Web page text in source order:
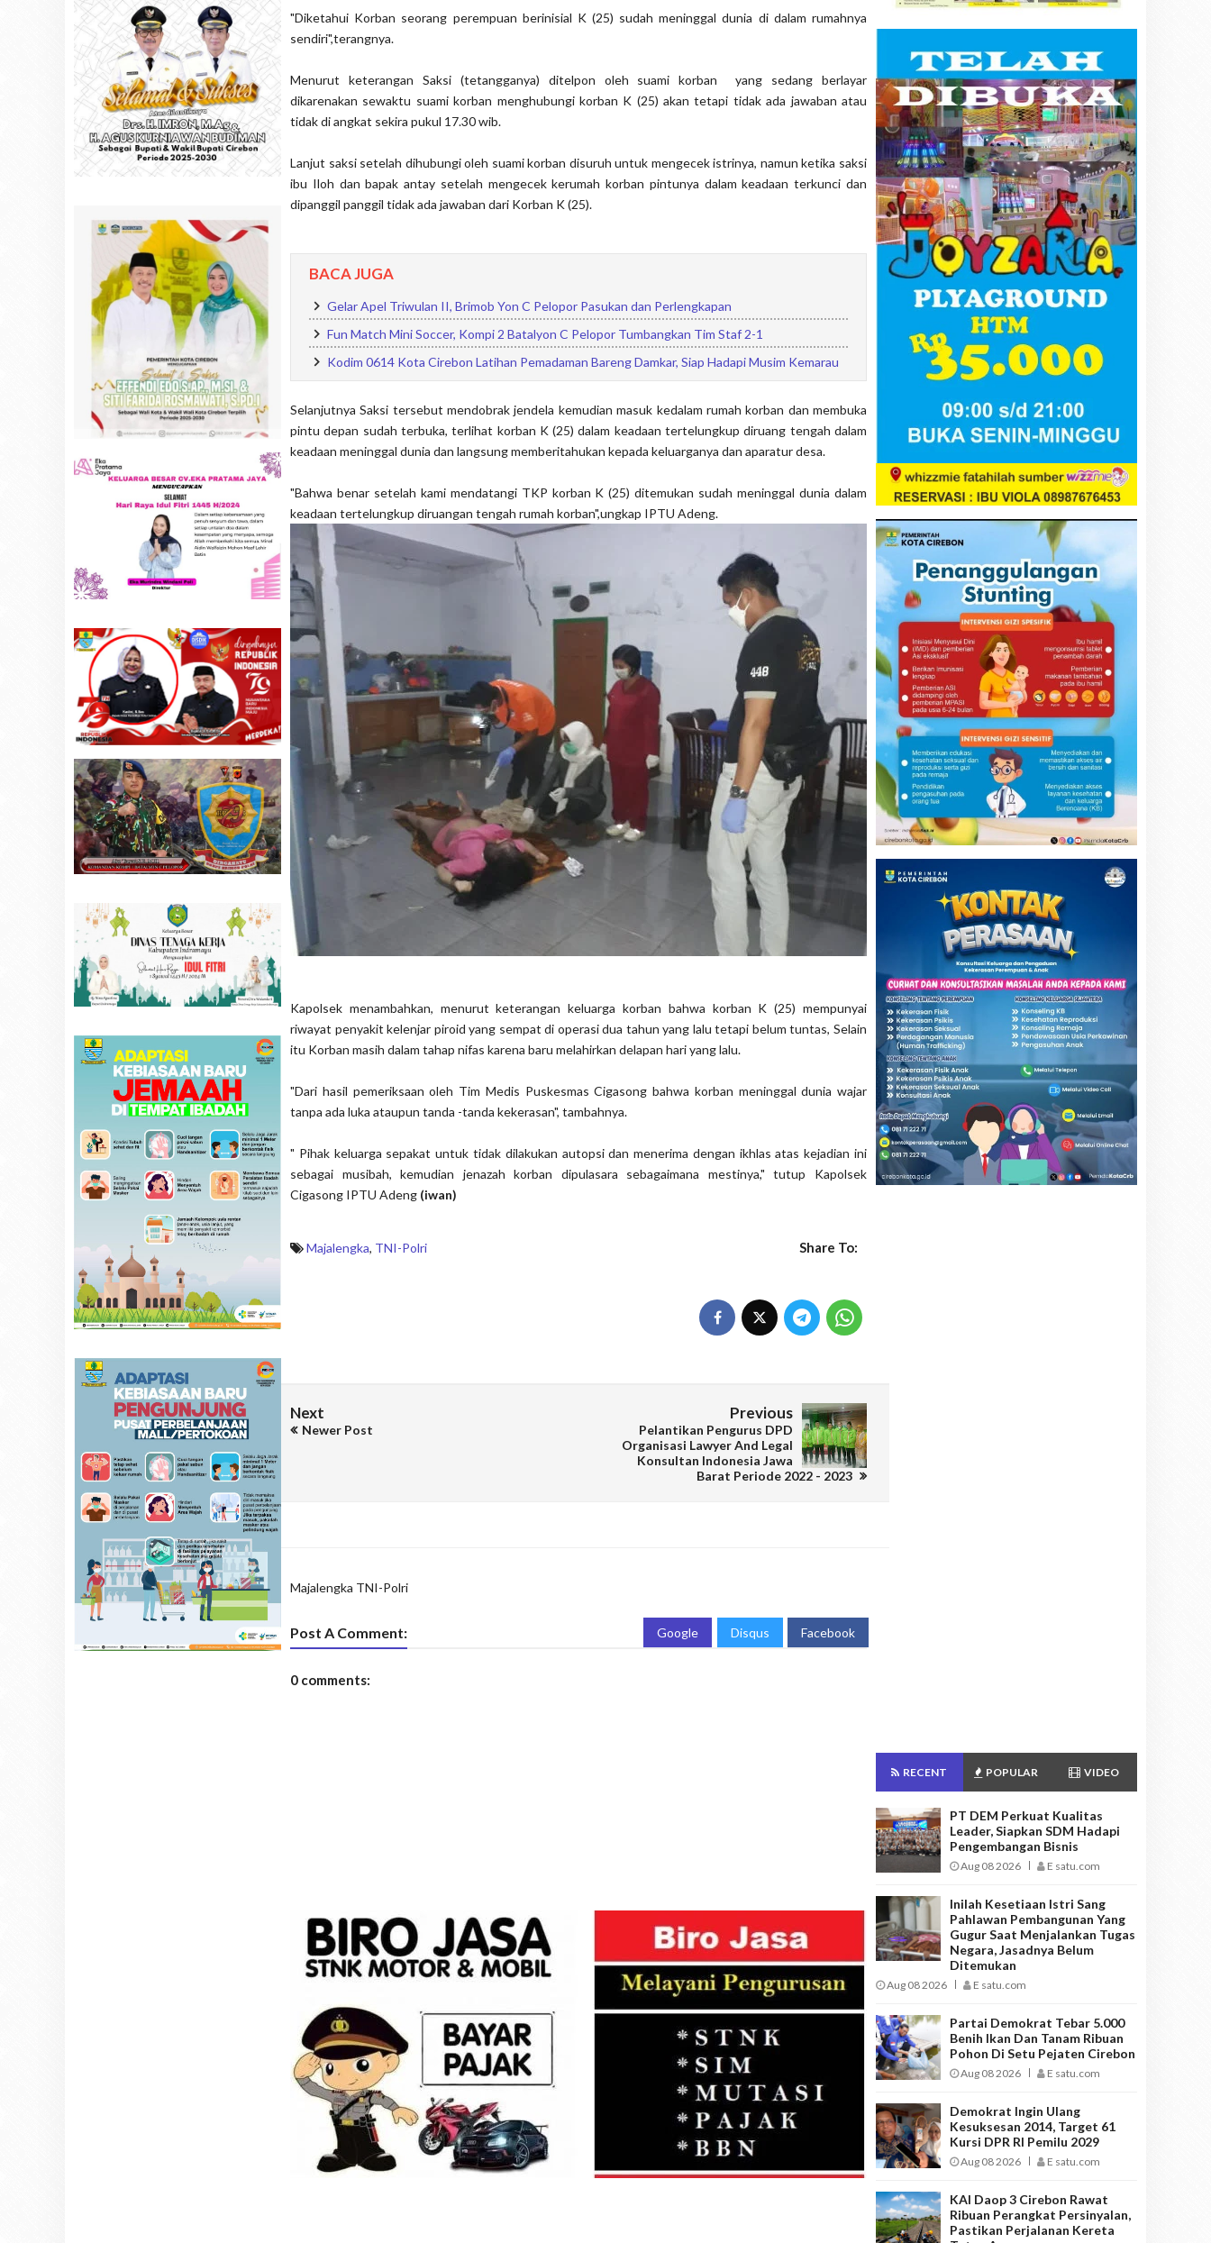
"Diketahui Korban seorang perempuan berinisial K (25) sudah meninggal dunia di dalam rumahnya
sendiri",terangnya.
Menurut keterangan Saksi (tetangganya) ditelpon oleh suami korban yang sedang berlayar
dikarenakan sewaktu suami korban menghubungi korban K (25) akan tetapi tidak ada jawaban atau
tidak di angkat sekira pukul 17.30 wib.
Lanjut saksi setelah dihubungi oleh suami korban disuruh untuk mengecek istrinya, namun ketika saksi
ibu Iloh dan bapak antay setelah mengecek kerumah korban pintunya dalam keadaan terkunci dan
dipanggil panggil tidak ada jawaban dari Korban K (25).
BACA JUGA
Gelar Apel Triwulan II, Brimob Yon C Pelopor Pasukan dan Perlengkapan
Fun Match Mini Soccer, Kompi 2 Batalyon C Pelopor Tumbangkan Tim Staf 2-1
Kodim 0614 Kota Cirebon Latihan Pemadaman Bareng Damkar, Siap Hadapi Musim Kemarau
Selanjutnya Saksi tersebut mendobrak jendela kemudian masuk kedalam rumah korban dan membuka
pintu depan sudah terbuka, terlihat korban K (25) dalam keadaan tertelungkup diruang tengah dalam
keadaan meninggal dunia dan langsung memberitahukan kepada keluarganya dan aparatur desa.
"Bahwa benar setelah kami mendatangi TKP korban K (25) ditemukan sudah meninggal dunia dalam
keadaan tertelungkup diruangan tengah rumah korban",ungkap IPTU Adeng.
Kapolsek menambahkan, menurut keterangan keluarga korban bahwa korban K (25) mempunyai
riwayat penyakit kelenjar piroid yang sempat di operasi dua tahun yang lalu tetapi belum tuntas, Selain
itu Korban masih dalam tahap nifas karena baru melahirkan delapan hari yang lalu.
"Dari hasil pemeriksaan oleh Tim Medis Puskesmas Cigasong bahwa korban meninggal dunia wajar
tanpa ada luka ataupun tanda -tanda kekerasan", tambahnya.
" Pihak keluarga sepakat untuk tidak dilakukan autopsi dan menerima dengan ikhlas atas kejadian ini
sebagai musibah, kemudian jenazah korban dipulasara sebagaimana mestinya," tutup Kapolsek
Cigasong IPTU Adeng (iwan)
Majalengka, TNI-Polri Share To:
Next
Newer Post
Previous
Pelantikan Pengurus DPD
Organisasi Lawyer And Legal
Konsultan Indonesia Jawa
Barat Periode 2022 - 2023
Majalengka TNI-Polri
Post A Comment: Google Disqus Facebook
0 comments:
RECENT POPULAR VIDEO
PT DEM Perkuat Kualitas
Leader, Siapkan SDM Hadapi
Pengembangan Bisnis
Aug 08 2026 E satu.com
Inilah Kesetiaan Istri Sang
Pahlawan Pembangunan Yang
Gugur Saat Menjalankan Tugas
Negara, Jasadnya Belum
Ditemukan
Aug 08 2026 E satu.com
Partai Demokrat Tebar 5.000
Benih Ikan Dan Tanam Ribuan
Pohon Di Setu Pejaten Cirebon
Aug 08 2026 E satu.com
Demokrat Ingin Ulang
Kesuksesan 2014, Target 61
Kursi DPR RI Pemilu 2029
Aug 08 2026 E satu.com
KAI Daop 3 Cirebon Rawat
Ribuan Perangkat Persinyalan,
Pastikan Perjalanan Kereta